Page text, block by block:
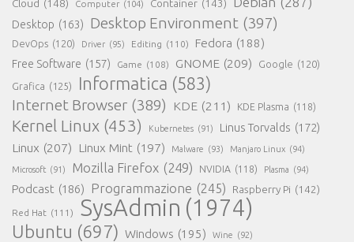
Cloud (148) Computer (104) Container (143)
Desktop (163) Desktop Environment (397)
DevOps (120) Driver (95) Editing (110) Fedora (188)
Free Software (157) Game (108) GNOME (209) Google (120)
Grafica (125) Informatica (583)
Internet Browser (389) KDE (211) KDE Plasma (118)
Kernel Linux (453) Kubernetes (91) Linus Torvalds (172)
Linux (207) Linux Mint (197) Malware (93) Manjaro Linux (94)
Microsoft (91) Mozilla Firefox (249) NVIDIA (118) Plasma (94)
Podcast (186) Programmazione (245) Raspberry Pi (142)
Red Hat (111) SysAdmin (1974)
Ubuntu (697) Windows (195) Wine (92)